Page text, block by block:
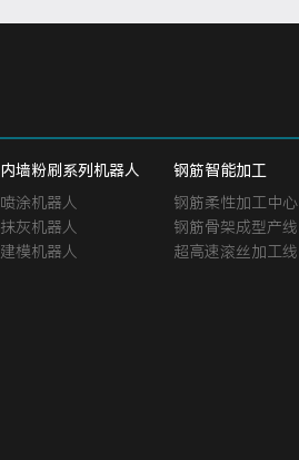
内墙粉刷系列机器人
喷涂机器人
抹灰机器人
建模机器人
钢筋智能加工
钢筋柔性加工中心
钢筋骨架成型产线
超高速滚丝加工线